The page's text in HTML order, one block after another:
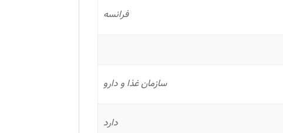
فرانسه
سازمان غذا و دارو
دارد